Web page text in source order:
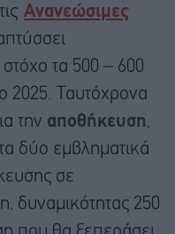
Ανανεώσιμες
τα 500 – 600
2025. Ταυτόχρονα
την αποθήκευση,
δύο εμβληματικά
σε
δυναμικότητας 250